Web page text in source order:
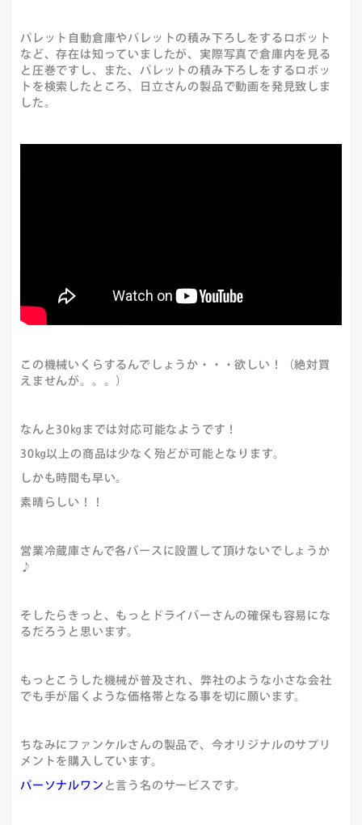
パレット自動倉庫やパレットの積み下ろしをするロボット
など、存在は知っていましたが、実際写真で倉庫内を見る
と圧巻ですし、また、パレットの積み下ろしをするロボッ
トを検索したところ、日立さんの製品で動画を発見致しま
した。
この機械いくらするんでしょうか・・・欲しい！（絶対買
えませんが。。。）
なんと30㎏までは対応可能なようです！
30㎏以上の商品は少なく殆どが可能となります。
しかも時間も早い。
素晴らしい！！
営業冷蔵庫さんで各バースに設置して頂けないでしょうか
♪
そしたらきっと、もっとドライバーさんの確保も容易にな
るだろうと思います。
もっとこうした機械が普及され、弊社のような小さな会社
でも手が届くような価格帯となる事を切に願います。
ちなみにファンケルさんの製品で、今オリジナルのサプリ
メントを購入しています。
パーソナルワンと言う名のサービスです。